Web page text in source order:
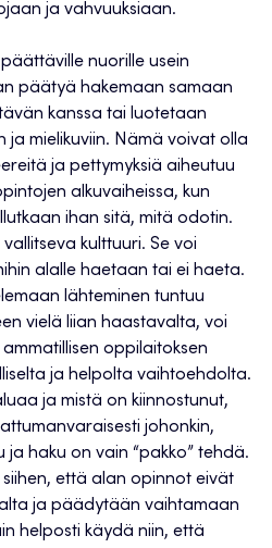
ja vahvuuksiaan.
nuorille usein
päätyä hakemaan samaan
kanssa tai luotetaan
mielikuviin. Nämä voivat olla
ja pettymyksiä aiheutuu
alkuvaiheissa, kun
ihan sitä, mitä odotin.
kulttuuri. Se voi
alalle haetaan tai ei haeta.
lähteminen tuntuu
vielä liian haastavalta, voi
oppilaitoksen
ja helpolta vaihtoehdolta.
ja mistä on kiinnostunut,
johonkin,
ja haku on vain “pakko” tehdä.
että alan opinnot eivät
ja päädytään vaihtamaan
helposti käydä niin, että